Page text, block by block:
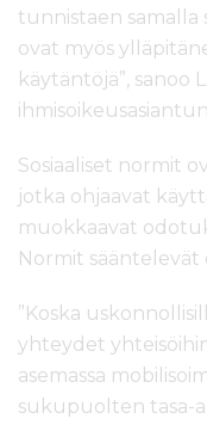
tunnistaen samalla
ovat myös
käytäntöjä”, sanoo
Sosiaaliset normit
jotka ohjaavat
muokkaavat
Normit sääntelevät
”Koska
yhteydet
asemassa
sukupuolten tasa-